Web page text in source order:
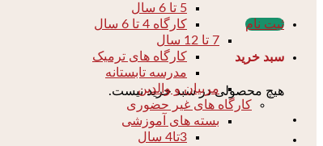
ثبت نام
سبد خرید
هیچ محصولی در سبد خرید نیست.
5 تا 6 سال
کارگاه 4 تا 6 سال
7 تا 12 سال
کارگاه های ترمیک
مدرسه تابستانه
مربیان و والدین
کارگاه های غیر حضوری
بسته های آموزشی
3تا4 سال